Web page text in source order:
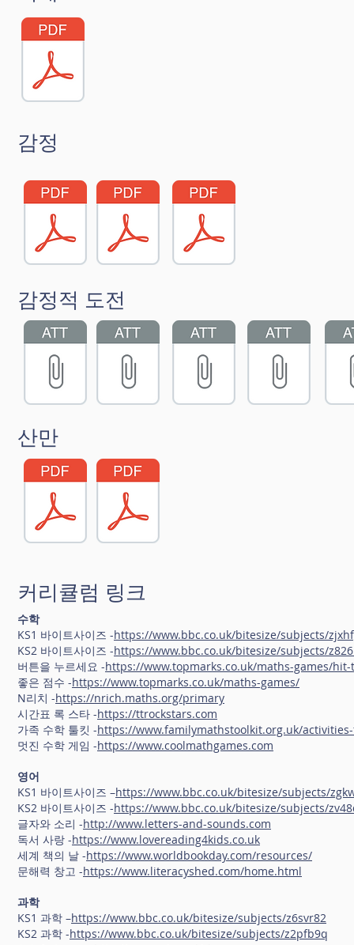
감정
감정적 도전
산만
커리큘럼 링크
수학
KS1 바이트사이즈 -https://www.bbc.co.uk/bitesize/subjects/
KS2 바이트사이즈 -https://www.bbc.co.uk/bitesize/subjects/
버튼을 누르세요 -https://www.topmarks.co.uk/maths-games/
좋은 점수 -https://www.topmarks.co.uk/maths-games/
N리치 -https://nrich.maths.org/primary
시간표 록 스타 -https://ttrockstars.com
가족 수학 툴킷 -https://www.familymathstoolkit.org.uk/
멋진 수학 게임 -https://www.coolmathgames.com
영어
KS1 바이트사이즈 –https://www.bbc.co.uk/bitesize/subjects/
KS2 바이트사이즈 -https://www.bbc.co.uk/bitesize/subjects/
글자와 소리 -http://www.letters-and-sounds.com
독서 사랑 -https://www.lovereading4kids.co.uk
세계 책의 날 -https://www.worldbookday.com/resources/
문해력 창고 -https://www.literacyshed.com/home.html
과학
KS1 과학 –https://www.bbc.co.uk/bitesize/subjects/z6svr82
KS2 과학 -https://www.bbc.co.uk/bitesize/subjects/z2pfb9q